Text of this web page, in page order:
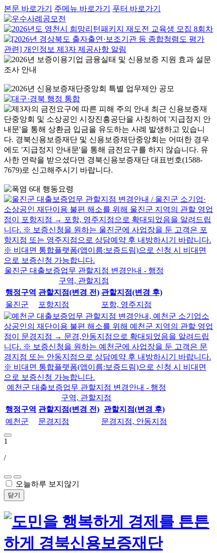
본문 바로가기 주메뉴 바로가기 푸터 바로가기
울진군 대출보증업무 관할지점 변경안내 - 행정
구역, 관할지점
행정구역 관할지점(변경 전) 관할지점(변경 후)
울진군
포항지점 포항, 영주지점
예천군 대출보증업무 관할지점 변경안내 - 행정
구역, 관할지점
행정구역 관할지점(변경 전) 관할지점(변경 후)
예천군
문경지점 문경지점, 안동지점
1
/
오늘하루 보지않기
닫기